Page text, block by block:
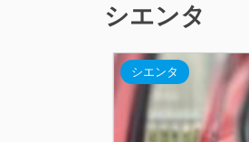
シエンタ
シエンタ